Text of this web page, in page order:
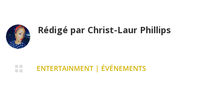
Rédigé par Christ-Laur Phillips
 ENTERTAINMENT| ÉVÉNEMENTS